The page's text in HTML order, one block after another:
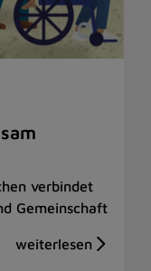
verbindet
Gemeinschaft